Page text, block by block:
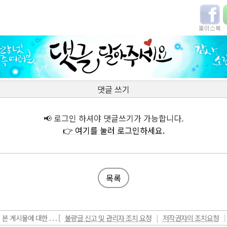
댓글 쓰기
📢 로그인 하셔야 댓글쓰기가 가능합니다.
👉 여기를 눌러 로그인하세요.
목록
본 게시물에 대한 . . . [ 불량글 신고 및 관리자 조치 요청 | 저작권자의 조치요청 ]